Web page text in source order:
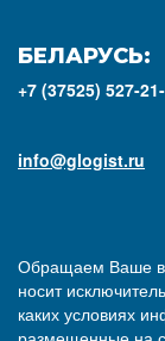
БЕЛАРУСЬ:
+7 (37525) 527-
info@glogist.ru
Обращаем Ваше
носит
каких условиях